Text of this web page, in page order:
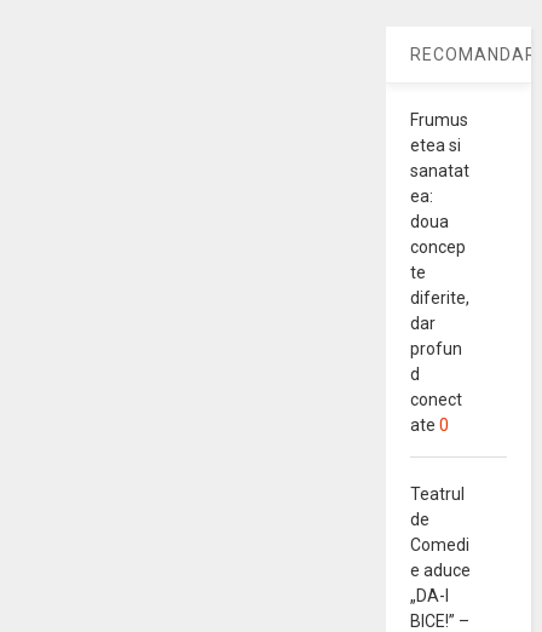
RECOMANDARI
Frumus
etea si
sanatat
ea:
doua
concep
te
diferite,
dar
profun
d
conect
ate 0
Teatrul
de
Comedi
e aduce
„DA-I
BICE!” –